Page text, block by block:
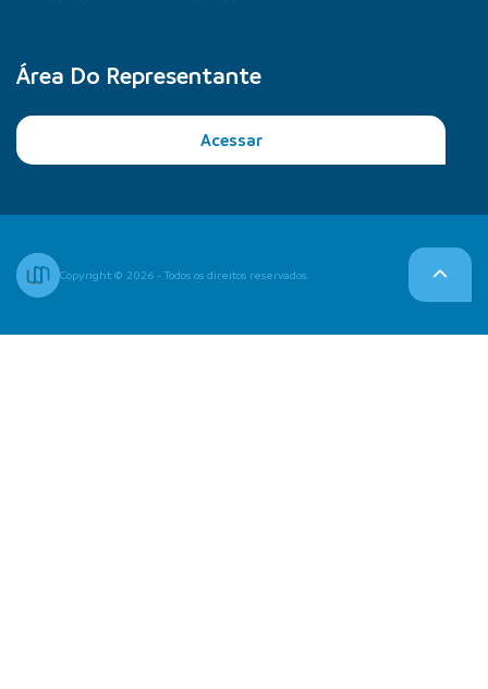
Área Do Representante
Acessar
Copyright © 2026 - Todos os direitos reservados.